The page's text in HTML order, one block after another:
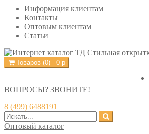
Информация клиентам
Контакты
Оптовым клиентам
Статьи
Товаров (0) - 0 р
ВОПРОСЫ? ЗВОНИТЕ!
8 (499) 6488191
Оптовый каталог